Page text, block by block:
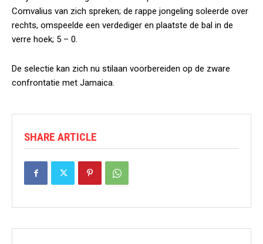
Comvalius van zich spreken; de rappe jongeling soleerde over
rechts, omspeelde een verdediger en plaatste de bal in de
verre hoek; 5 – 0.
De selectie kan zich nu stilaan voorbereiden op de zware
confrontatie met Jamaica.
SHARE ARTICLE